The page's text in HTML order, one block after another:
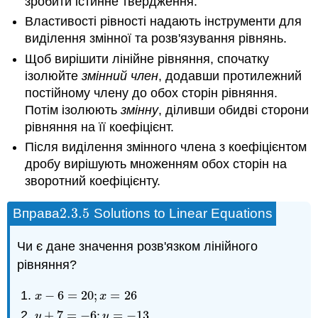
Властивості рівності надають інструменти для
виділення змінної та розв'язування рівнянь.
Щоб вирішити лінійне рівняння, спочатку
ізолюйтезмінний член, додавши протилежний
постійному члену до обох сторін рівняння.
Потім ізолюютьзмінну, діливши обидві сторони
рівняння на її коефіцієнт.
Після виділення змінного члена з коефіцієнтом
дробу вирішують множенням обох сторін на
зворотний коефіцієнту.
Вправа2.3.5
2.3.5 Solutions to Linear Equations
Чи є дане значення розв'язком лінійного
рівняння?
x − 6 = 20; x = 26
x−6 = 20 ;x=26